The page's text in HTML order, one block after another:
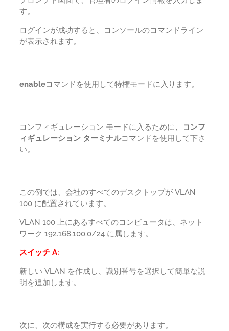
す。
ログインが成功すると、コンソールのコマンドライン
が表示されます。
enableコマンドを使用して特権モードに入ります。
コンフィギュレーション モードに入るために、コンフ
ィギュレーション ターミナルコマンドを使用して下さ
い。
この例では、会社のすべてのデスクトップが VLAN
100 に配置されています。
VLAN 100 上にあるすべてのコンピュータは、ネット
ワーク 192.168.100.0/24 に属します。
スイッチ A:
新しい VLAN を作成し、識別番号を選択して簡単な説
明を追加します。
次に、次の構成を実行する必要があります。